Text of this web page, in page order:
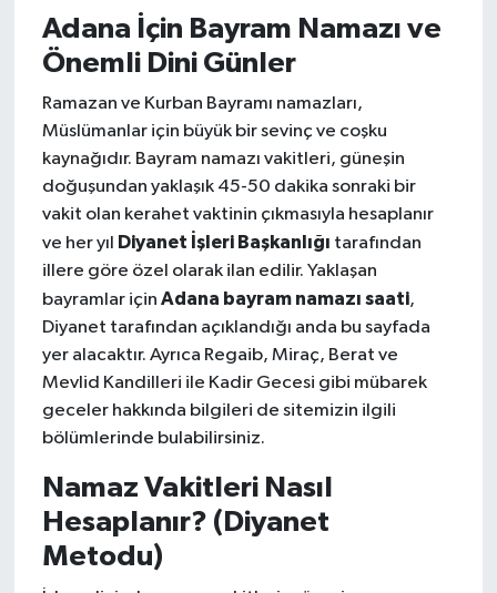
Adana İçin Bayram Namazı ve
Önemli Dini Günler
Ramazan ve Kurban Bayramı namazları,
Müslümanlar için büyük bir sevinç ve coşku
kaynağıdır. Bayram namazı vakitleri, güneşin
doğuşundan yaklaşık 45-50 dakika sonraki bir
vakit olan kerahet vaktinin çıkmasıyla hesaplanır
ve her yıl
Diyanet İşleri Başkanlığı tarafından
illere göre özel olarak ilan edilir. Yaklaşan
bayramlar içinAdana bayram namazı saati,
Diyanet tarafından açıklandığı anda bu sayfada
yer alacaktır. Ayrıca Regaib, Miraç, Berat ve
Mevlid Kandilleri ile Kadir Gecesi gibi mübarek
geceler hakkında bilgileri de sitemizin ilgili
bölümlerinde bulabilirsiniz.
Namaz Vakitleri Nasıl
Hesaplanır? (Diyanet
Metodu)